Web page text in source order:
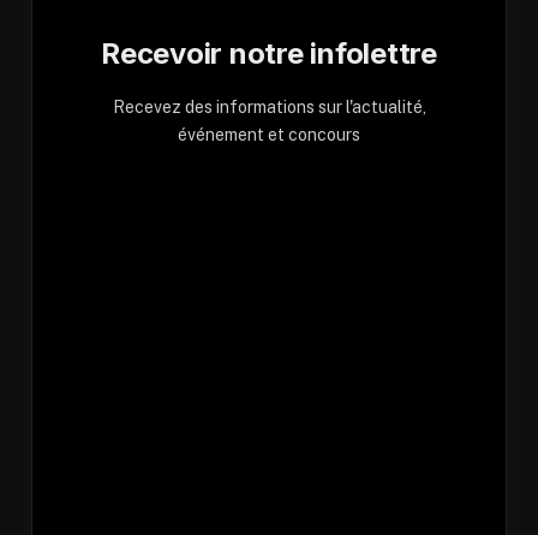
Recevoir notre infolettre
Recevez des informations sur l'actualité,
événement et concours